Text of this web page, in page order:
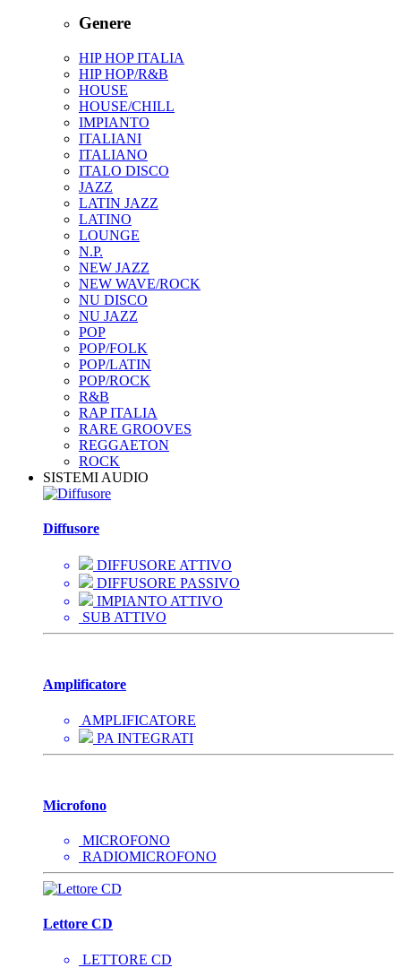
Genere
HIP HOP ITALIA
HIP HOP/R&B
HOUSE
HOUSE/CHILL
IMPIANTO
ITALIANI
ITALIANO
ITALO DISCO
JAZZ
LATIN JAZZ
LATINO
LOUNGE
N.P.
NEW JAZZ
NEW WAVE/ROCK
NU DISCO
NU JAZZ
POP
POP/FOLK
POP/LATIN
POP/ROCK
R&B
RAP ITALIA
RARE GROOVES
REGGAETON
ROCK
SISTEMI AUDIO
Diffusore
DIFFUSORE ATTIVO
DIFFUSORE PASSIVO
IMPIANTO ATTIVO
SUB ATTIVO
Amplificatore
AMPLIFICATORE
PA INTEGRATI
Microfono
MICROFONO
RADIOMICROFONO
Lettore CD
LETTORE CD